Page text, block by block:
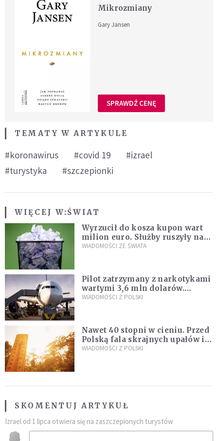
Mikrozmiany
Gary Jansen
SPRAWDŹ CENĘ
TEMATY W ARTYKULE
#koronawirus #covid 19
#izrael
#turystyka
#szczepionki
WIĘCEJ W:ŚWIAT
Wyrzucił do kosza kupon wart
milion euro. Służby ruszyły na
poszukiwania
WIADOMOŚCI ZE ŚWIATA
Pilot zatrzymany z narkotykami
wartymi 3,6 mln dolarów.
Śledczy podejrzewają, że latał
WIADOMOŚCI Z POLSKI
Nawet 40 stopni w cieniu. Przed
Polską fala skrajnych upałów i
gwałtowne burze
WIADOMOŚCI Z POLSKI
SKOMENTUJ ARTYKUŁ
Izrael od 1 lipca otwiera się na zaszczepionych turystów